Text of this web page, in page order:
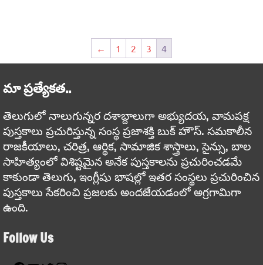
← 1 2 3 4
మా ప్రత్యేకత..
తెలుగులో నాలుగున్నర దశాబ్దాలుగా అభ్యుదయ, వామపక్ష
పుస్తకాలు ప్రచురిస్తున్న సంస్థ ప్రజాశక్తి బుక్ హౌస్. సమకాలీన
రాజకీయాలు, చరిత్ర, ఆర్థిక, సామాజిక శాస్త్రాలు, సైన్సు, బాల
సాహిత్యంలో విశిష్టమైన అనేక పుస్తకాలను ప్రచురించడమే
కాకుండా తెలుగు, ఇంగ్లీషు భాషల్లో ఇతర సంస్థలు ప్రచురించిన
పుస్తకాలు సేకరించి ప్రజలకు అందజేయడంలో అగ్రగామిగా
ఉంది.
Follow Us